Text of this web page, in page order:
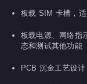
板载 SIM 卡槽，
板载电源、网络指
态和测试其他功能
PCB 沉金工艺设